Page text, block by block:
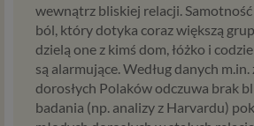
wewnątrz bliskiej relacji.
ból, który dotyka coraz większą
dzielą one z kimś dom, łóżko i
są alarmujące. Według danych
dorosłych Polaków odczuwa brak
badania (np. analizy z Harvardu)
preferencje w zakresie udzielonej
wycofać ją całkowicie.
Powyższa zgoda dotyczy
marketingowych innych niż własne
Psychology Consulting. Informujemy
Psychology Consulting w ramach